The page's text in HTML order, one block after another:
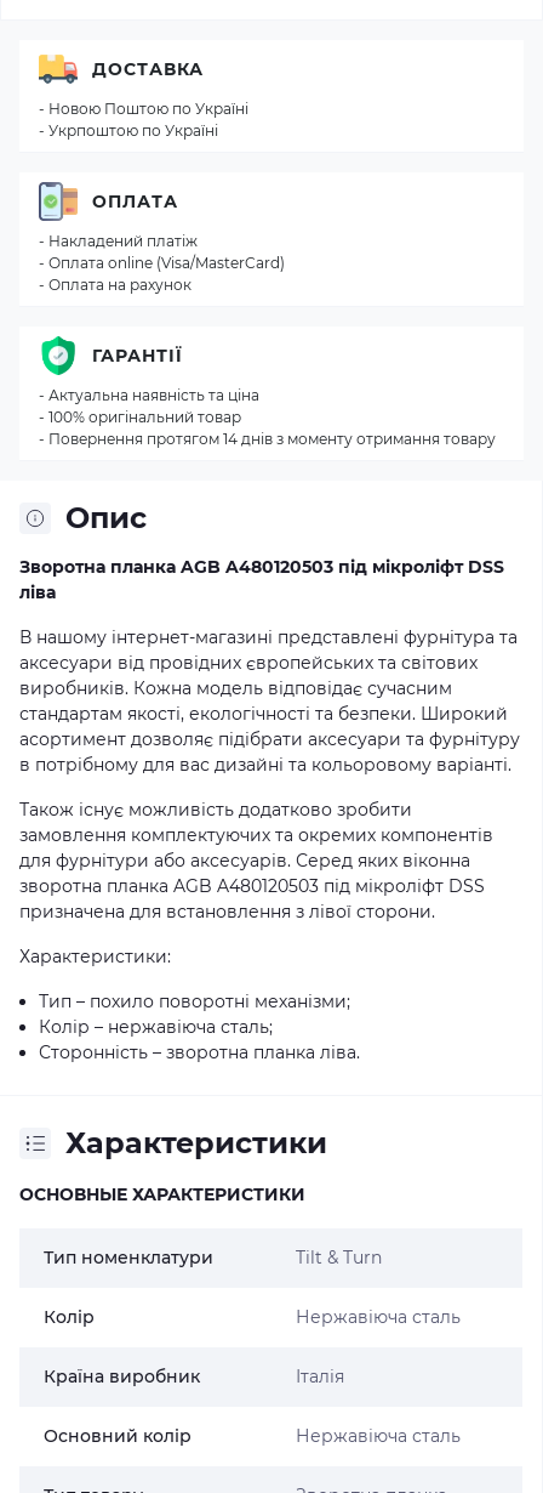
Опис
Зворотна планка AGB A480120503 під мікроліфт DSS
ліва
В нашому інтернет-магазині представлені фурнітура та
аксесуари від провідних європейських та світових
виробників. Кожна модель відповідає сучасним
стандартам якості, екологічності та безпеки. Широкий
асортимент дозволяє підібрати аксесуари та фурнітуру
в потрібному для вас дизайні та кольоровому варіанті.
Також існує можливість додатково зробити
замовлення комплектуючих та окремих компонентів
для фурнітури або аксесуарів. Серед яких віконна
зворотна планка AGB A480120503 під мікроліфт DSS
призначена для встановлення з лівої сторони.
Характеристики:
Тип – похило поворотні механізми;
Колір – нержавіюча сталь;
Сторонність – зворотна планка ліва.
Характеристики
ОСНОВНЫЕ ХАРАКТЕРИСТИКИ
Тип номенклатури Tilt & Turn
Колір Нержавіюча сталь
Країна виробник Італія
Основний колір Нержавіюча сталь
ДОСТАВКА
- Новою Поштою по Україні
- Укрпоштою по Україні
ОПЛАТА
- Накладений платіж
- Оплата online (Visa/MasterCard)
- Оплата на рахунок
ГАРАНТІЇ
- Актуальна наявність та ціна
- 100% оригінальний товар
- Повернення протягом 14 днів з моменту отримання товару